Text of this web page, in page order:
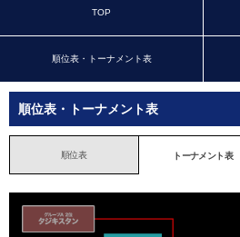
TOP
順位表・トーナメント表
順位表・トーナメント表
順位表 トーナメント表